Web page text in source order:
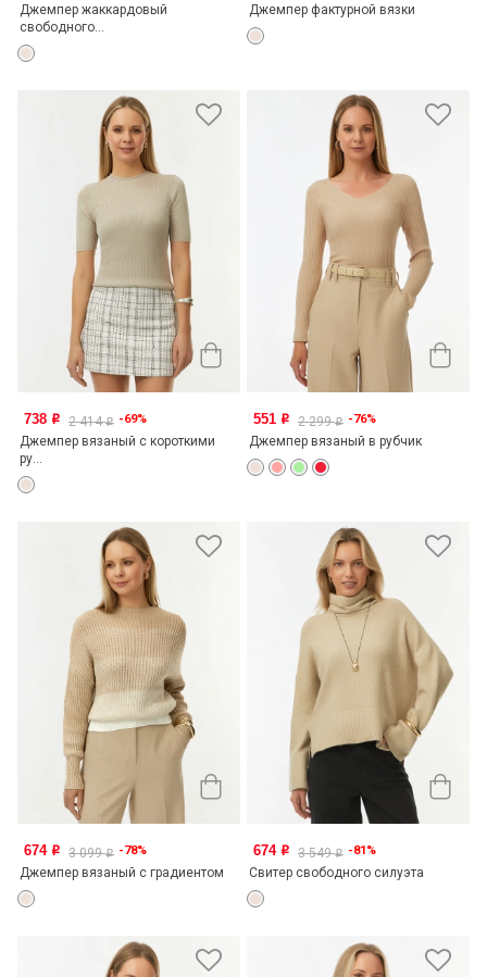
Джемпер жаккардовый
свободного...
Джемпер фактурной вязки
738 o 2 414o -69%
Джемпер вязаный с короткими
ру...
551 o 2 299o -76%
Джемпер вязаный в рубчик
674 o 3 099o -78%
Джемпер вязаный с градиентом
674 o 3 549o -81%
Свитер свободного силуэта